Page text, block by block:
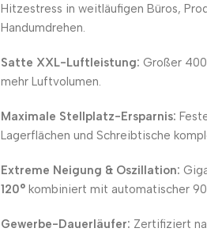
Hitzestress in weitläufigen Büros,
Handumdrehen.
Satte XXL-Luftleistung: Großer
mehr Luftvolumen.
Maximale Stellplatz-Ersparnis:
Lagerflächen und Schreibtische
Extreme Neigung & Oszillation:
120°kombiniert mit automatischer
Gewerbe-Dauerläufer: Zertifiziert